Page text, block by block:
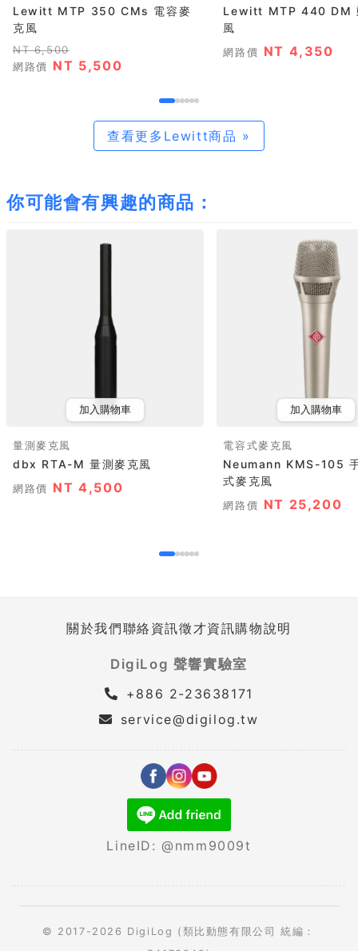
Lewitt MTP 350 CMs 電容麥
克風
NT 6,500
網路價 NT 5,500
Lewitt MTP 440 DM
風
網路價 NT 4,350
查看更多Lewitt商品 »
你可能會有興趣的商品：
加入購物車
量測麥克風
dbx RTA-M 量測麥克風
網路價 NT 4,500
加入購物車
電容式麥克風
Neumann KMS-105
式麥克風
網路價 NT 25,200
關於我們聯絡資訊徵才資訊購物說明
DigiLog 聲響實驗室
+886 2-23638171
service@digilog.tw
LineID: @nmm9009t
© 2017-2026 DigiLog (類比動態有限公司 統編：